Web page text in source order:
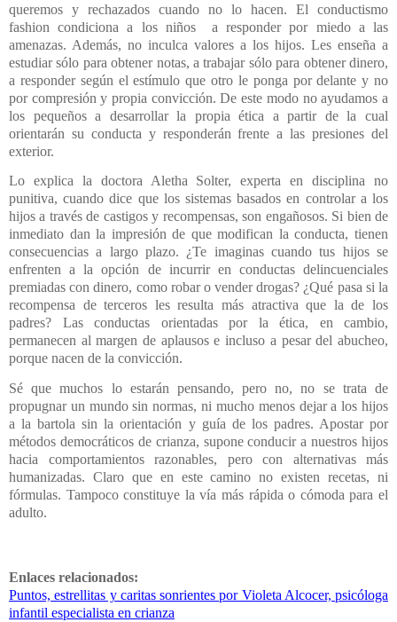
queremos y rechazados cuando no lo hacen. El conductismo
fashion condiciona a los niños a responder por miedo a las
amenazas. Además, no inculca valores a los hijos. Les enseña a
estudiar sólo para obtener notas, a trabajar sólo para obtener dinero,
a responder según el estímulo que otro le ponga por delante y no
por compresión y propia convicción. De este modo no ayudamos a
los pequeños a desarrollar la propia ética a partir de la cual
orientarán su conducta y responderán frente a las presiones del
exterior.
Lo explica la doctora Aletha Solter, experta en disciplina no
punitiva, cuando dice que los sistemas basados en controlar a los
hijos a través de castigos y recompensas, son engañosos. Si bien de
inmediato dan la impresión de que modifican la conducta, tienen
consecuencias a largo plazo. ¿Te imaginas cuando tus hijos se
enfrenten a la opción de incurrir en conductas delincuenciales
premiadas con dinero, como robar o vender drogas? ¿Qué pasa si la
recompensa de terceros les resulta más atractiva que la de los
padres? Las conductas orientadas por la ética, en cambio,
permanecen al margen de aplausos e incluso a pesar del abucheo,
porque nacen de la convicción.
Sé que muchos lo estarán pensando, pero no, no se trata de
propugnar un mundo sin normas, ni mucho menos dejar a los hijos
a la bartola sin la orientación y guía de los padres. Apostar por
métodos democráticos de crianza, supone conducir a nuestros hijos
hacia comportamientos razonables, pero con alternativas más
humanizadas. Claro que en este camino no existen recetas, ni
fórmulas. Tampoco constituye la vía más rápida o cómoda para el
adulto.
Enlaces relacionados:
Puntos, estrellitas y caritas sonrientes por Violeta Alcocer, psicóloga
infantil especialista en crianza